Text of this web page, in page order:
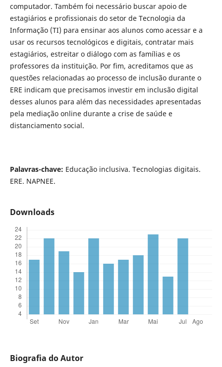
computador. Também foi necessário buscar apoio de
estagiários e profissionais do setor de Tecnologia da
Informação (TI) para ensinar aos alunos como acessar e a
usar os recursos tecnológicos e digitais, contratar mais
estagiários, estreitar o diálogo com as famílias e os
professores da instituição. Por fim, acreditamos que as
questões relacionadas ao processo de inclusão durante o
ERE indicam que precisamos investir em inclusão digital
desses alunos para além das necessidades apresentadas
pela mediação online durante a crise de saúde e
distanciamento social.
Palavras-chave: Educação inclusiva. Tecnologias digitais.
ERE. NAPNEE.
Downloads
Biografia do Autor